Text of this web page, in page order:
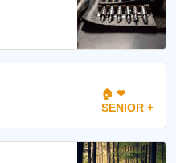
🏠 ❤
SENIOR +